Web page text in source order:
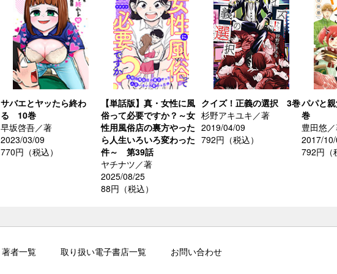
サバエとヤッたら終わ
る 10巻
早坂啓吾／著
2023/03/09
770円（税込）
【単話版】真・女性に風
俗って必要ですか？～女
性用風俗店の裏方やった
ら人生いろいろ変わった
件～ 第39話
ヤチナツ／著
2025/08/25
88円（税込）
クイズ！正義の選択 3巻
杉野アキユキ／著
2019/04/09
792円（税込）
パパと
巻
豊田悠
2017/
792円（
著者一覧 取り扱い電子書店一覧 お問い合わせ